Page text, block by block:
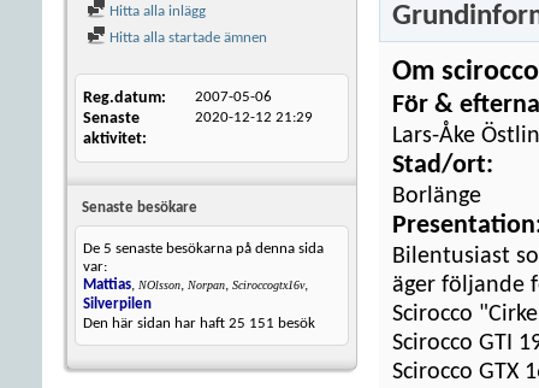
Hitta alla inlägg
Hitta alla startade ämnen
Reg.datum 2007-05-06
Senaste
aktivitet
2020-12-12 21:29
Senaste besökare
De 5 senaste besökarna på denna sida
var:
Mattias, NOlsson, Norpan, Sciroccogtx16v,
Silverpilen
Den här sidan har haft 25 151 besök
Om
För &
Lars-Åke Östlin
Stad/ort:
Borlänge
Bilentusiast
äger följande
Scirocco
Scirocco GTI
Scirocco GTX